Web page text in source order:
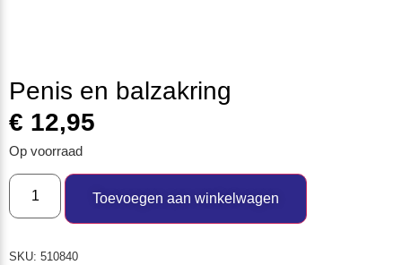
Penis en balzakring
€ 12,95
Op voorraad
Toevoegen aan winkelwagen
SKU: 510840